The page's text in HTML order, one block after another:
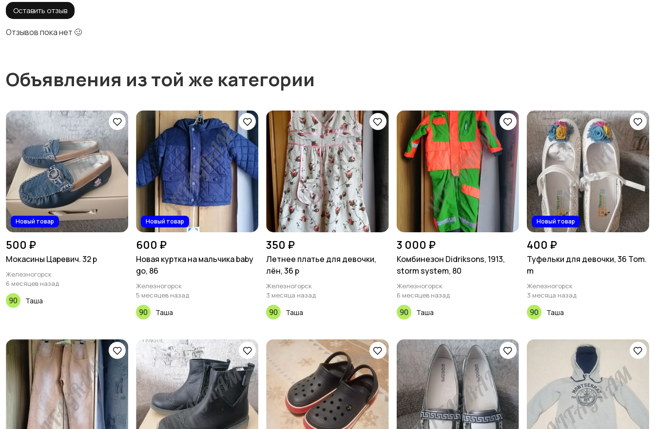
Оставить отзыв
Отзывов пока нет 🥴
Объявления из той же категории
Новый товар
500 ₽
Мокасины Царевич. 32 р
Железногорск
6 месяцев назад
Таша
Новый товар
600 ₽
Новая куртка на мальчика baby
go, 86
Железногорск
5 месяцев назад
Таша
350 ₽
Летнее платье для девочки,
лён, 36 р
Железногорск
3 месяца назад
Таша
3 000 ₽
Комбинезон Didriksons, 1913,
storm system, 80
Железногорск
6 месяцев назад
Таша
Новый товар
400 ₽
Туфельки для девочки, 36 Tom.
m
Железногорск
3 месяца назад
Таша